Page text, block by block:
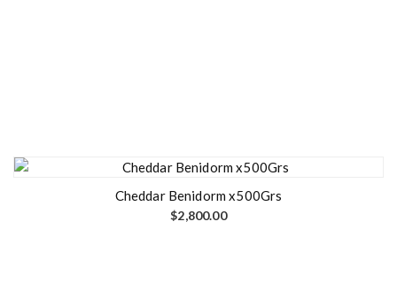
Cheddar Benidorm x500Grs
$2,800.00